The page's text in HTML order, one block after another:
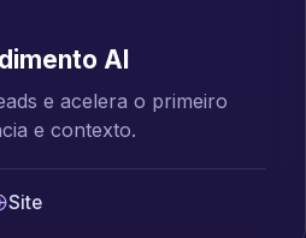
AI
e acelera o primeiro
e contexto.
Site